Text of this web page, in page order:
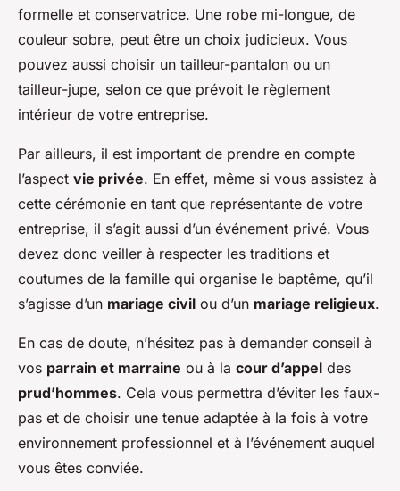
formelle et conservatrice. Une robe mi-longue, de
couleur sobre, peut être un choix judicieux. Vous
pouvez aussi choisir un tailleur-pantalon ou un
tailleur-jupe, selon ce que prévoit le règlement
intérieur de votre entreprise.
Par ailleurs, il est important de prendre en compte
l’aspect vie privée. En effet, même si vous assistez à
cette cérémonie en tant que représentante de votre
entreprise, il s’agit aussi d’un événement privé. Vous
devez donc veiller à respecter les traditions et
coutumes de la famille qui organise le baptême, qu’il
s’agisse d’un mariage civil ou d’un mariage religieux.
En cas de doute, n’hésitez pas à demander conseil à
vos parrain et marraine ou à la cour d’appel des
prud’hommes. Cela vous permettra d’éviter les faux-
pas et de choisir une tenue adaptée à la fois à votre
environnement professionnel et à l’événement auquel
vous êtes conviée.